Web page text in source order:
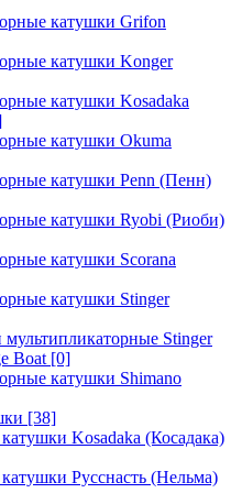
катушки Grifon
катушки Konger
катушки Kosadaka
катушки Okuma
катушки Penn (Пенн)
катушки Ryobi (Риоби)
катушки Scorana
катушки Stinger
Stinger
Boat [0]
катушки Shimano
[38]
Kosadaka (Косадака)
Русснасть (Нельма)